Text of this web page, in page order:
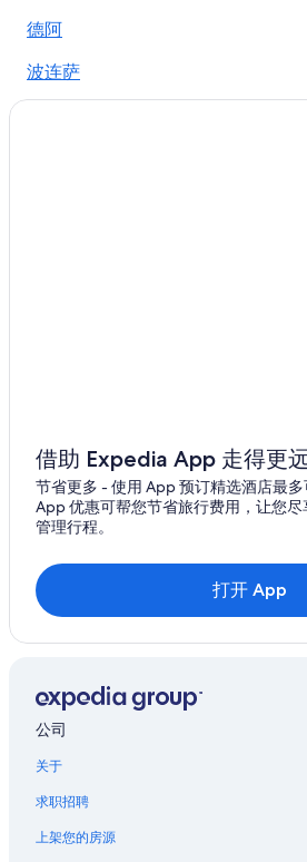
索列尔港的酒店
德阿
波连萨
借助 Expedia App 走得更
节省更多 - 使用 App 预订精选酒店最
App 优惠可帮您节省旅行费用，让您
管理行程。
打开 App
公司
关于
求职招聘
上架您的房源